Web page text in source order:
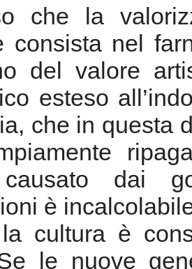
che la
consista nel
del valore
esteso
che in questa
dai
è
cultura è
le nuove